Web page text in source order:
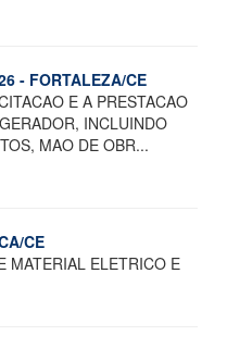
- FORTALEZA/CE
E A PRESTACAO
INCLUINDO
MAO DE OBR...
CE
MATERIAL ELETRICO E